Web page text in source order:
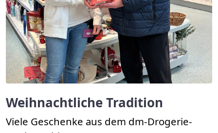
Weihnachtliche Tradition
Viele Geschenke aus dem dm-Drogerie-